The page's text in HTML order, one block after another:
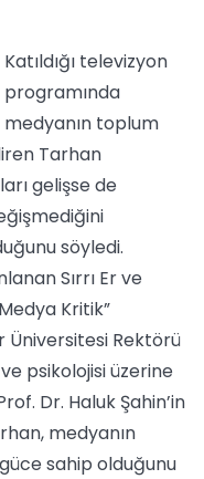
Katıldığı televizyon
programında
medyanın toplum
Tarhan
gelişse de
söyledi.
Sırrı Er ve
Kritik”
Üniversitesi Rektörü
psikolojisi üzerine
Dr. Haluk Şahin’in
medyanın
sahip olduğunu